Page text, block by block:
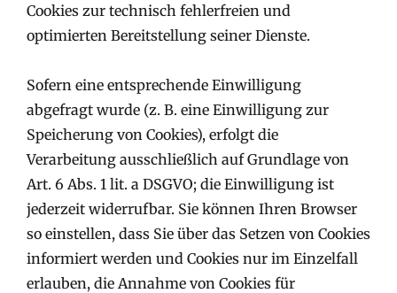
Cookies zur technisch fehlerfreien und
optimierten Bereitstellung seiner Dienste.
Sofern eine entsprechende Einwilligung
abgefragt wurde (z. B. eine Einwilligung zur
Speicherung von Cookies), erfolgt die
Verarbeitung ausschließlich auf Grundlage von
Art. 6 Abs. 1 lit. a DSGVO; die Einwilligung ist
jederzeit widerrufbar. Sie können Ihren Browser
so einstellen, dass Sie über das Setzen von Cookies
informiert werden und Cookies nur im Einzelfall
erlauben, die Annahme von Cookies für